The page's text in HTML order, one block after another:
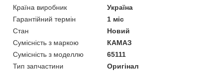
Країна виробник
Україна
Гарантійний термін
1 міс
Стан
Новий
Сумісність з маркою
КАМАЗ
Сумісність з моделлю
65111
Тип запчастини
Оригінал